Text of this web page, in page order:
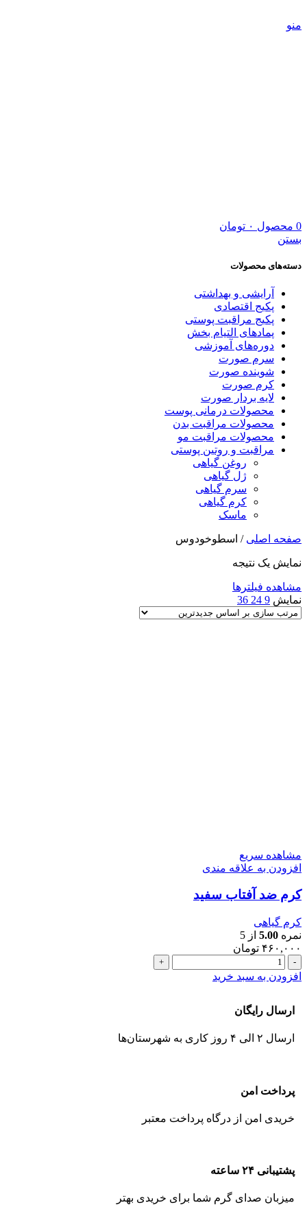
منو
0 محصول ۰ تومان
بستن
دسته‌های محصولات
آرایشی و بهداشتی
پکیج اقتصادی
پکیج مراقبت پوستی
پمادهای التیام بخش
دوره‌های آموزشی
سرم صورت
شوینده صورت
کرم صورت
لایه بردار صورت
محصولات درمانی پوست
محصولات مراقبت بدن
محصولات مراقبت مو
مراقبت و روتین پوستی
روغن گیاهی
ژل گیاهی
سرم گیاهی
کرم گیاهی
ماسک
صفحه اصلی / اسطوخودوس
نمایش یک نتیجه
مشاهده فیلترها
نمایش 9
24
36
مشاهده سریع
افزودن به علاقه مندی
کرم ضد آفتاب سفید
کرم گیاهی
نمره 5.00 از 5
۴۶۰,۰۰۰ تومان
افزودن به سبد خرید
ارسال رایگان
ارسال ۲ الی ۴ روز کاری به شهرستان‌ها
پرداخت امن
خریدی امن از درگاه پرداخت معتبر
پشتیبانی ۲۴ ساعته
میزبان صدای گرم شما برای خریدی بهتر